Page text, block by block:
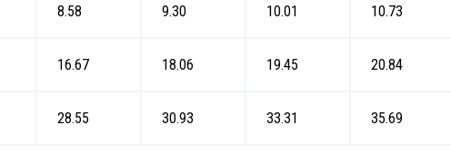
8.58 9.30 10.01 10.73
16.67 18.06 19.45 20.84
28.55 30.93 33.31 35.69